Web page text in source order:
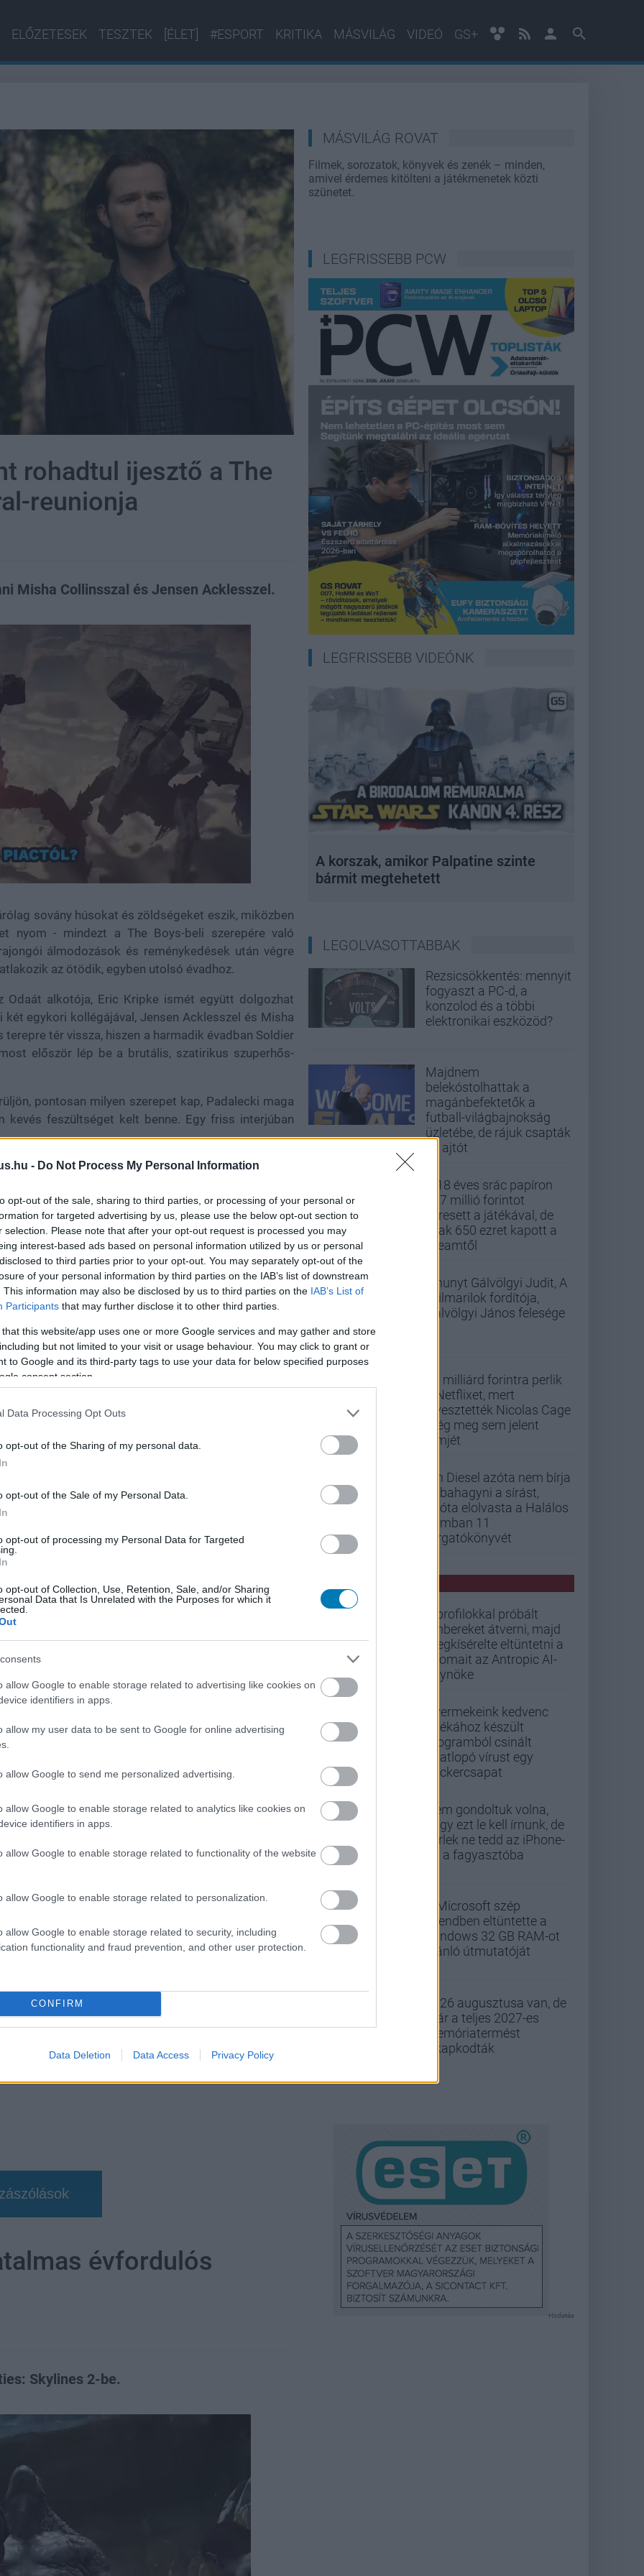
- Do Not Process My Personal Information
opt-out of the sale, sharing to third parties, or processing of your personal or
for targeted advertising by us, please use the below opt-out section to
selection. Please note that after your opt-out request is processed you may
interest-based ads based on personal information utilized by us or personal
to third parties prior to your opt-out. You may separately opt-out of the
of your personal information by third parties on the IAB’s list of downstream
This information may also be disclosed by us to third parties on the IAB’s List of
Participants that may further disclose it to other third parties.
that this website/app uses one or more Google services and may gather and store
but not limited to your visit or usage behaviour. You may click to grant or
to Google and its third-party tags to use your data for below specified purposes
consent section.
Data Processing Opt Outs
opt-out of the Sharing of my personal data.
opt-out of the Sale of my Personal Data.
opt-out of processing my Personal Data for Targeted
opt-out of Collection, Use, Retention, Sale, and/or Sharing
Data that Is Unrelated with the Purposes for which it
allow Google to enable storage related to advertising like cookies on
identifiers in apps.
allow my user data to be sent to Google for online advertising
allow Google to send me personalized advertising.
allow Google to enable storage related to analytics like cookies on
identifiers in apps.
allow Google to enable storage related to functionality of the website
allow Google to enable storage related to personalization.
allow Google to enable storage related to security, including
functionality and fraud prevention, and other user protection.
CONFIRM
Data Deletion Data Access Privacy Policy
ELŐZETESEK TESZTEK [ÉLET] #ESPORT KRITIKA MÁSVILÁG VIDEÓ GS+
rohadtul ijesztő a The
reunionja
Misha Collinsszal és Jensen Acklesszel.
sovány húsokat és zöldségeket eszik, miközben
nyom - mindezt a The Boys-beli szerepére való
álmodozások és reménykedések után végre
az ötödik, egyben utolsó évadhoz.
alkotója, Eric Kripke ismét együtt dolgozhat
egykori kollégájával, Jensen Acklesszel és Misha
tér vissza, hiszen a harmadik évadban Soldier
először lép be a brutális, szatirikus szuperhős-
pontosan milyen szerepet kap, Padalecki maga
feszültséget kelt benne. Egy friss interjúban
történetbe, annyi biztos, hogy már nagyjából tudja,
csak összefutunk valahol, vagy mi lesz. Még
ki lesz ott. De a hónap végén kezdjük."
csatlakozik, hiszen olyan színészek, mint Jack
már közel egy évtizede dolgoznak a sorozaton.
így pontosan tudja, mire vállalkozik.
ismerem The Boyst. Azt mondta: 'Hé, akarsz
az Odaát forgatásán ismerkedett meg, mindenben
amiatt, hogy milyen furcsa szerep vár rá egy
fizikai is. Padalecki egy üzenetet is küldött
hónap előnyt, hogy egész nap brokkolit, rizst és
még nem jelentették be, de a rajongók már most
a vérben, brutalitásban és fekete humorban
jön szembe GSO-n vagy a social médiában.
a legjobbakat,iratkozz fel hírlevelünkre!
hangulata – Jön a második forduló! (X)
#supernatural #jared padalecki
évfordulós
Skylines 2-be.
MÁSVILÁG ROVAT
Filmek, sorozatok, könyvek és zenék – minden,
amivel érdemes kitölteni a játékmenetek közti
szünetet.
LEGFRISSEBB PCW
LEGFRISSEBB VIDEÓNK
A korszak, amikor Palpatine szinte
bármit megtehetett
LEGOLVASOTTABBAK
Rezsicsökkentés: mennyit
fogyaszt a PC-d, a
konzolod és a többi
elektronikai eszközöd?
Majdnem
belekóstolhattak a
magánbefektetők a
futball-világbajnokság
üzletébe, de rájuk csapták
az ajtót
A 18 éves srác papíron
437 millió forintot
keresett a játékával, de
csak 650 ezret kapott a
Steamtől
Elhunyt Gálvölgyi Judit, A
szilmarilok fordítója,
Gálvölgyi János felesége
33 milliárd forintra perlik
a Netflixet, mert
elvesztették Nicolas Cage
még meg sem jelent
filmjét
Vin Diesel azóta nem bírja
abbahagyni a sírást,
mióta elolvasta a Halálos
iramban 11
forgatókönyvét
Álprofilokkal próbált
embereket átverni, majd
megkísérelte eltüntetni a
nyomait az Antropic AI-
ügynöke
Gyermekeink kedvenc
játékához készült
programból csinált
adatlopó vírust egy
hackercsapat
Nem gondoltuk volna,
hogy ezt le kell írnunk, de
kérlek ne tedd az iPhone-
od a fagyasztóba
A Microsoft szép
csendben eltüntette a
Windows 32 GB RAM-ot
ajánló útmutatóját
2026 augusztusa van, de
már a teljes 2027-es
memóriatermést
elkapkodták
Hirdetés